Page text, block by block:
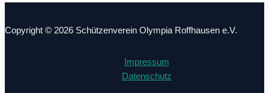
Copyright © 2026 Schützenverein Olympia Roffhausen e.V.
Impressum
Datenschutz